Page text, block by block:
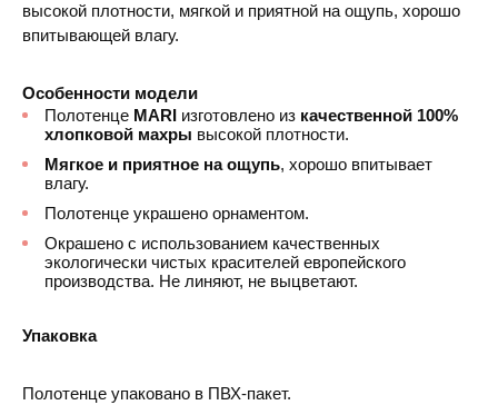
высокой плотности, мягкой и приятной на ощупь, хорошо
впитывающей влагу.
Особенности модели
Полотенце MARI изготовлено из качественной 100%
хлопковой махры высокой плотности.
Мягкое и приятное на ощупь, хорошо впитывает
влагу.
Полотенце украшено орнаментом.
Окрашено с использованием качественных
экологически чистых красителей европейского
производства. Не линяют, не выцветают.
Упаковка
Полотенце упаковано в ПВХ-пакет.